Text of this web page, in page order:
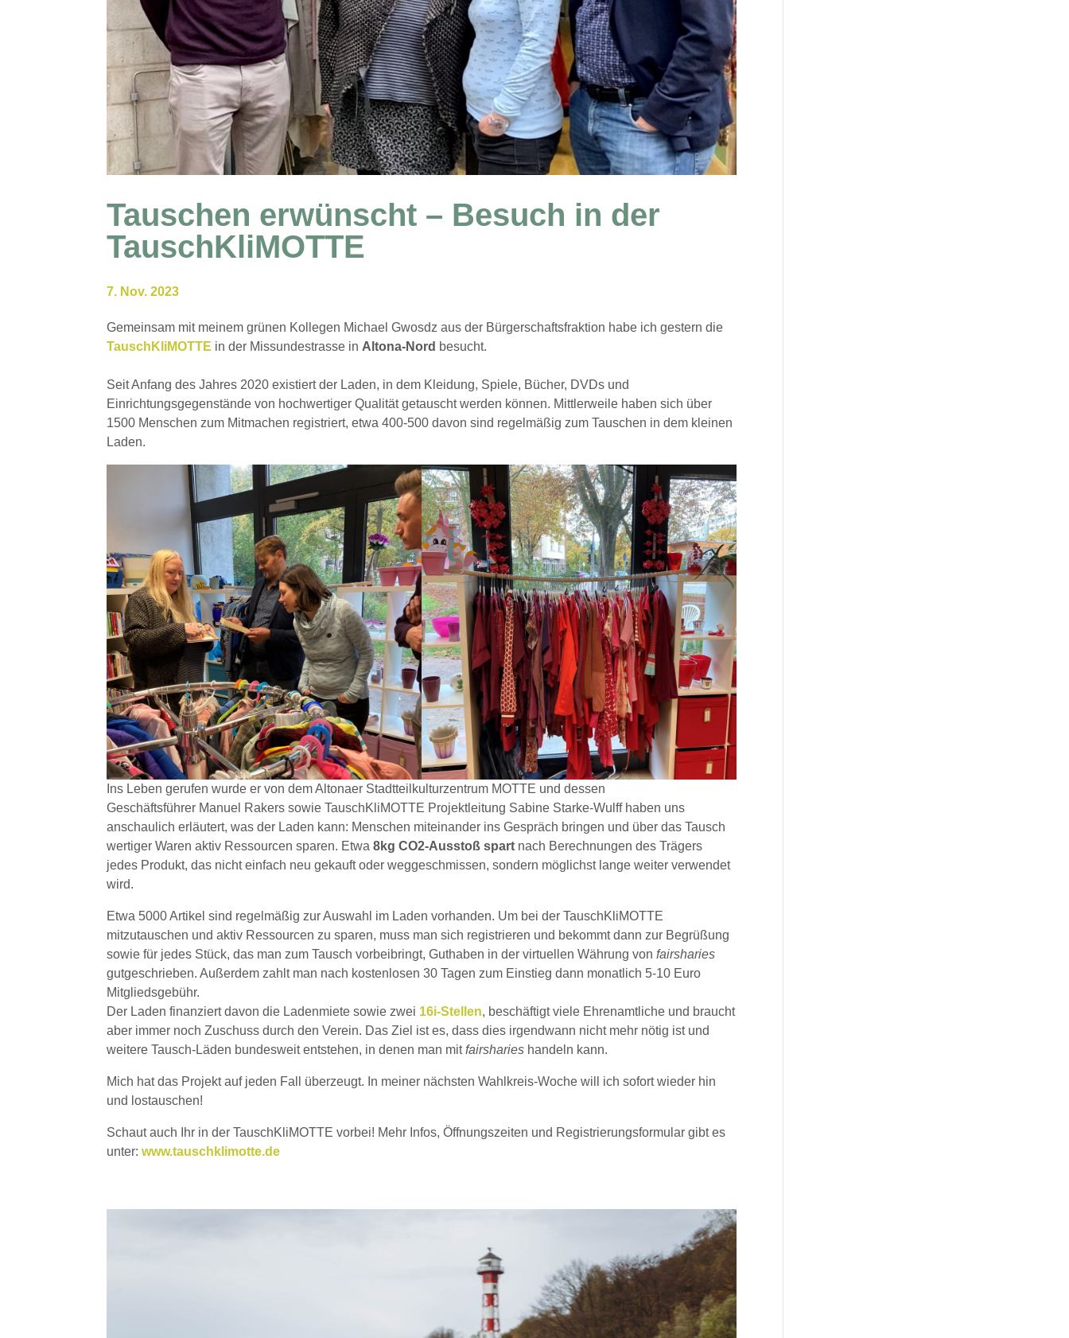
Tauschen erwünscht – Besuch in der
TauschKliMOTTE
7. Nov. 2023
Gemeinsam mit meinem grünen Kollegen Michael Gwosdz aus der Bürgerschaftsfraktion habe ich gestern die
TauschKliMOTTE in der Missundestrasse in Altona-Nord besucht.
Seit Anfang des Jahres 2020 existiert der Laden, in dem Kleidung, Spiele, Bücher, DVDs und
Einrichtungsgegenstände von hochwertiger Qualität getauscht werden können. Mittlerweile haben sich über
1500 Menschen zum Mitmachen registriert, etwa 400-500 davon sind regelmäßig zum Tauschen in dem kleinen
Laden.
Ins Leben gerufen wurde er von dem Altonaer Stadtteilkulturzentrum MOTTE und dessen
Geschäftsführer Manuel Rakers sowie TauschKliMOTTE Projektleitung Sabine Starke-Wulff haben uns
anschaulich erläutert, was der Laden kann: Menschen miteinander ins Gespräch bringen und über das Tausch
wertiger Waren aktiv Ressourcen sparen. Etwa8kg CO2-Ausstoß spart nach Berechnungen des Trägers
jedes Produkt, das nicht einfach neu gekauft oder weggeschmissen, sondern möglichst lange weiter verwendet
wird.
Etwa 5000 Artikel sind regelmäßig zur Auswahl im Laden vorhanden. Um bei der TauschKliMOTTE
mitzutauschen und aktiv Ressourcen zu sparen, muss man sich registrieren und bekommt dann zur Begrüßung
sowie für jedes Stück, das man zum Tausch vorbeibringt, Guthaben in der virtuellen Währung vonfairsharies
gutgeschrieben. Außerdem zahlt man nach kostenlosen 30 Tagen zum Einstieg dann monatlich 5-10 Euro
Mitgliedsgebühr.
Der Laden finanziert davon die Ladenmiete sowie zwei 16i-Stellen, beschäftigt viele Ehrenamtliche und braucht
aber immer noch Zuschuss durch den Verein. Das Ziel ist es, dass dies irgendwann nicht mehr nötig ist und
weitere Tausch-Läden bundesweit entstehen, in denen man mitfairsharies handeln kann.
Mich hat das Projekt auf jeden Fall überzeugt. In meiner nächsten Wahlkreis-Woche will ich sofort wieder hin
und lostauschen!
Schaut auch Ihr in der TauschKliMOTTE vorbei! Mehr Infos, Öffnungszeiten und Registrierungsformular gibt es
unter:www.tauschklimotte.de